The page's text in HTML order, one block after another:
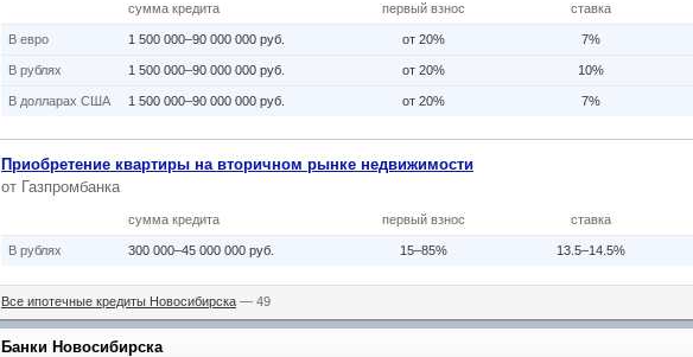
сумма кредита первый взнос ставка
В eвро 1 500 000–90 000 000 руб. от 20% 7%
В рублях 1 500 000–90 000 000 руб. от 20% 10%
В долларах США 1 500 000–90 000 000 руб. от 20% 7%
Приобретение квартиры на вторичном рынке недвижимости
от
Газпромбанка
сумма кредита первый взнос ставка
В рублях 300 000–45 000 000 руб. 15–85% 13.5–14.5%
Все ипотечные кредиты Новосибирска — 49
Банки Новосибирска